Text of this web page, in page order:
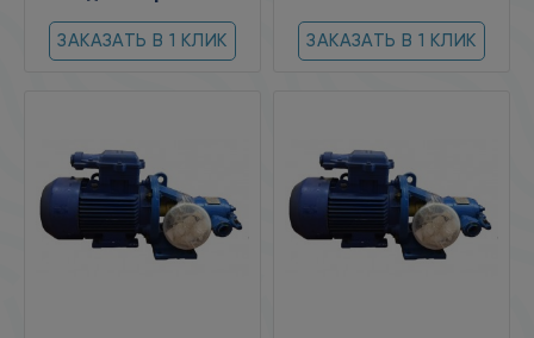
ЗАКАЗАТЬ В 1 КЛИК ЗАКАЗАТЬ В 1 КЛИК